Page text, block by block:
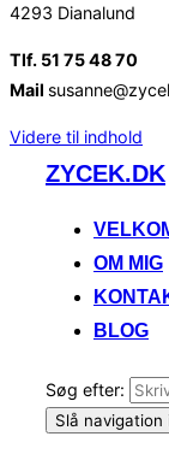
4293 Dianalund
Tlf. 51 75 48 70
Mail
Videre til indhold
ZYCEK.DK
OM MIG
BLOG
Søg efter:
Slå